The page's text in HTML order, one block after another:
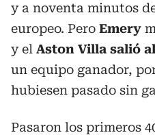
y a noventa minutos
europeo. Pero Emery
y el Aston Villa salió
un equipo ganador,
hubiesen pasado sin
Pasaron los primeros